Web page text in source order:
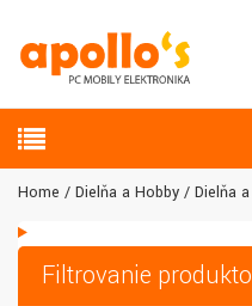
Home Dielňa a Hobby Dielňa
Filtrovanie